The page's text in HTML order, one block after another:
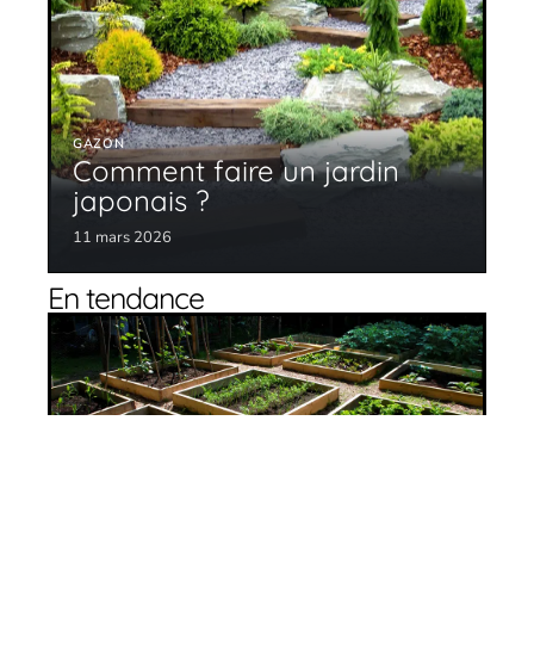
GAZON
Comment faire un jardin
japonais ?
11 mars 2026
En tendance